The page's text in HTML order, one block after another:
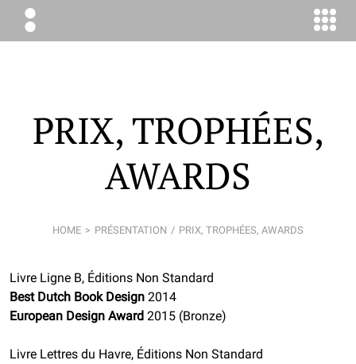
ÉLODIE
BOYER
PRIX, TROPHÉES,
AWARDS
HOME PRÉSENTATION PRIX, TROPHÉES, AWARDS
Livre Ligne B, Éditions Non Standard
Best Dutch Book Design 2014
European Design Award 2015 (Bronze)
Livre Lettres du Havre, Éditions Non Standard